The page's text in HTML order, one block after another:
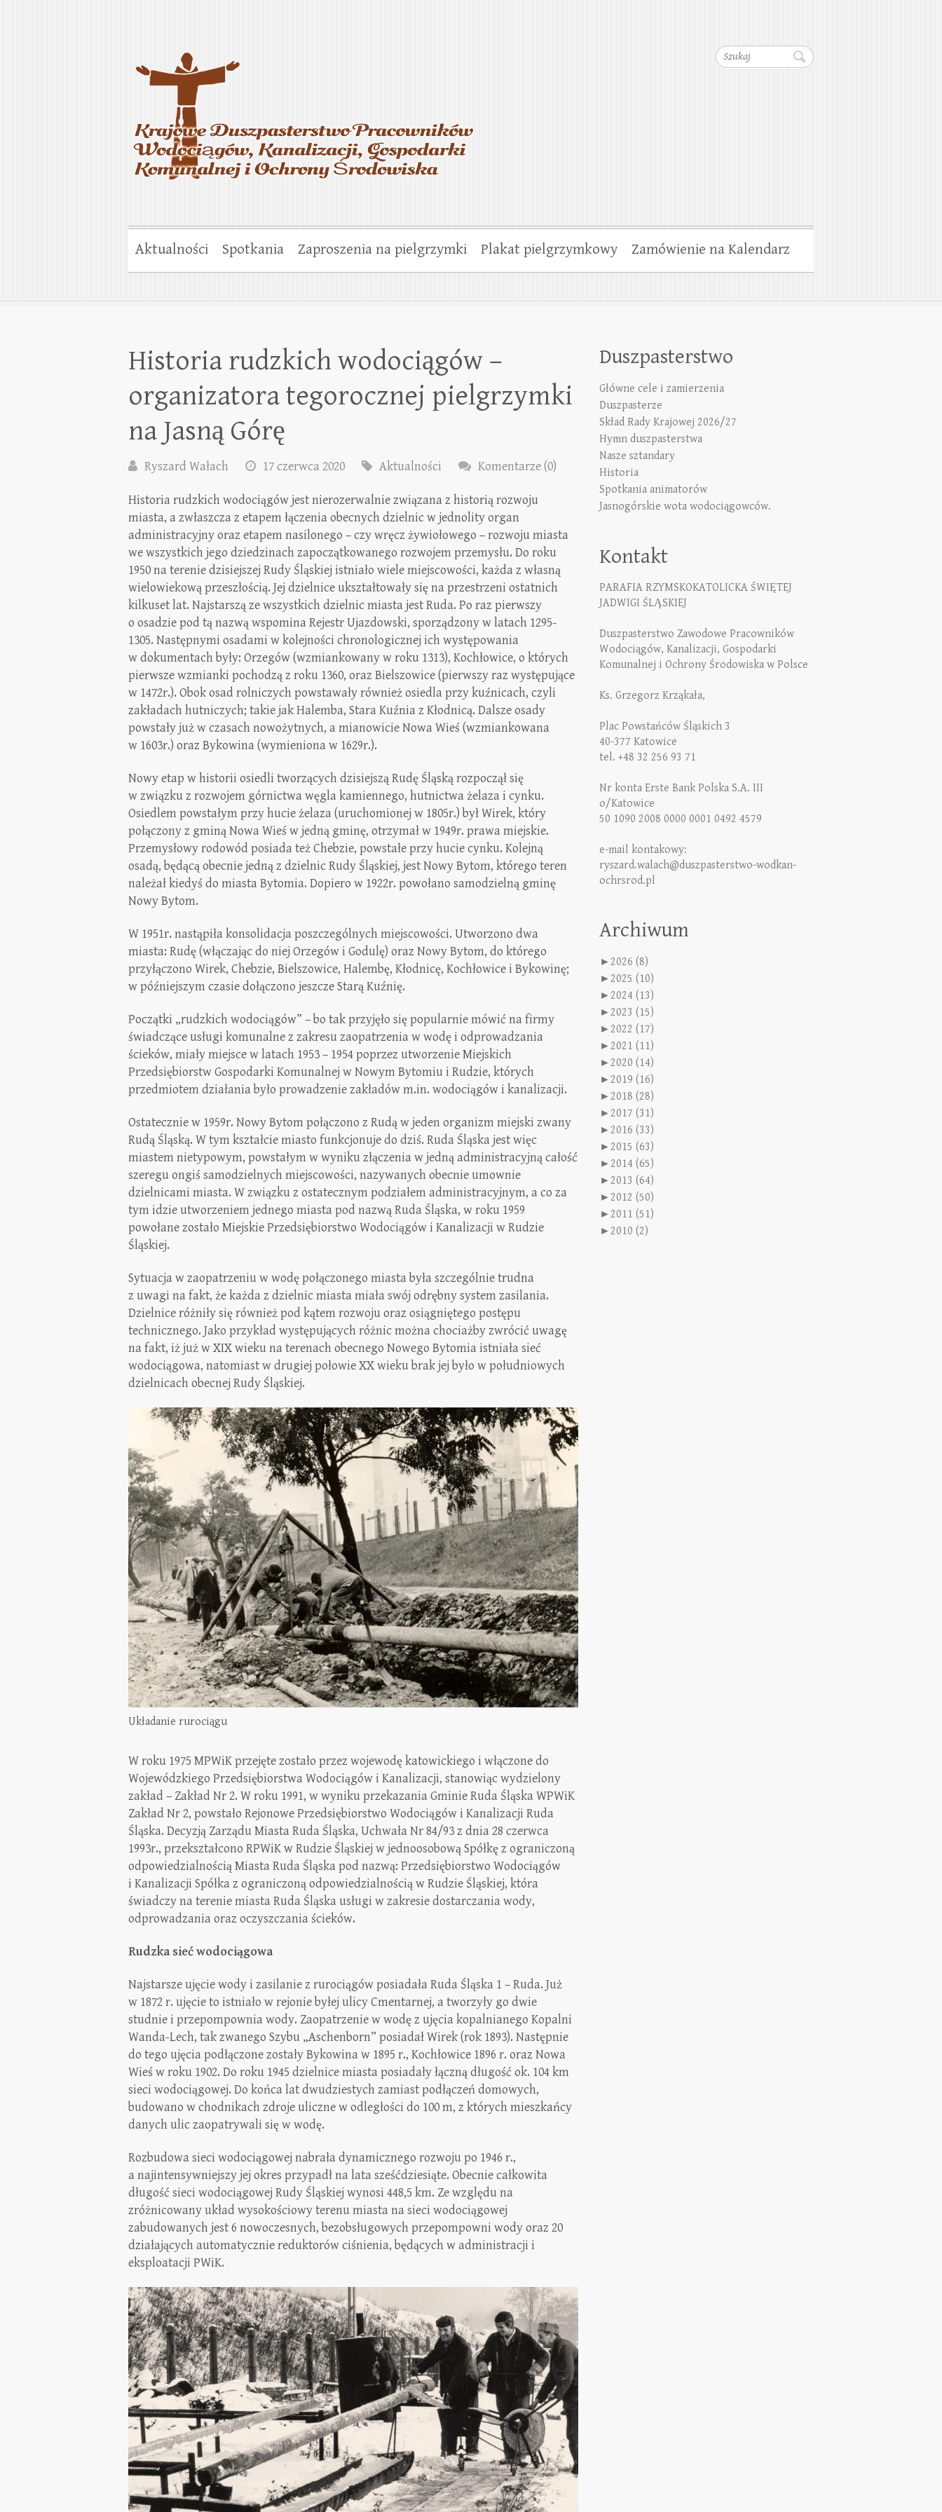
Szukaj
Krajowe Duszpasterstwo Pracowników Wodociągów, Kanalizacji,
Gospodarki Komunalnej i Ochrony Środowiska
Aktualności Spotkania Zaproszenia na pielgrzymki Plakat pielgrzymkowy Zamówienie na Kalendarz
Historia rudzkich wodociągów –
organizatora tegorocznej pielgrzymki
na Jasną Górę
Ryszard Wałach 17 czerwca 2020 Aktualności Komentarze (0)
Historia rudzkich wodociągów jest nierozerwalnie związana z historią rozwoju
miasta, a zwłaszcza z etapem łączenia obecnych dzielnic w jednolity organ
administracyjny oraz etapem nasilonego – czy wręcz żywiołowego – rozwoju miasta
we wszystkich jego dziedzinach zapoczątkowanego rozwojem przemysłu. Do roku
1950 na terenie dzisiejszej Rudy Śląskiej istniało wiele miejscowości, każda z własną
wielowiekową przeszłością. Jej dzielnice ukształtowały się na przestrzeni ostatnich
kilkuset lat. Najstarszą ze wszystkich dzielnic miasta jest Ruda. Po raz pierwszy
o osadzie pod tą nazwą wspomina Rejestr Ujazdowski, sporządzony w latach 1295-
1305. Następnymi osadami w kolejności chronologicznej ich występowania
w dokumentach były: Orzegów (wzmiankowany w roku 1313), Kochłowice, o których
pierwsze wzmianki pochodzą z roku 1360, oraz Bielszowice (pierwszy raz występujące
w 1472r.). Obok osad rolniczych powstawały również osiedla przy kuźnicach, czyli
zakładach hutniczych; takie jak Halemba, Stara Kuźnia z Kłodnicą. Dalsze osady
powstały już w czasach nowożytnych, a mianowicie Nowa Wieś (wzmiankowana
w 1603r.) oraz Bykowina (wymieniona w 1629r.).
Nowy etap w historii osiedli tworzących dzisiejszą Rudę Śląską rozpoczął się
w związku z rozwojem górnictwa węgla kamiennego, hutnictwa żelaza i cynku.
Osiedlem powstałym przy hucie żelaza (uruchomionej w 1805r.) był Wirek, który
połączony z gminą Nowa Wieś w jedną gminę, otrzymał w 1949r. prawa miejskie.
Przemysłowy rodowód posiada też Chebzie, powstałe przy hucie cynku. Kolejną
osadą, będącą obecnie jedną z dzielnic Rudy Śląskiej, jest Nowy Bytom, którego teren
należał kiedyś do miasta Bytomia. Dopiero w 1922r. powołano samodzielną gminę
Nowy Bytom.
W 1951r. nastąpiła konsolidacja poszczególnych miejscowości. Utworzono dwa
miasta: Rudę (włączając do niej Orzegów i Godulę) oraz Nowy Bytom, do którego
przyłączono Wirek, Chebzie, Bielszowice, Halembę, Kłodnicę, Kochłowice i Bykowinę;
w późniejszym czasie dołączono jeszcze Starą Kuźnię.
Początki „rudzkich wodociągów” – bo tak przyjęło się popularnie mówić na firmy
świadczące usługi komunalne z zakresu zaopatrzenia w wodę i odprowadzania
ścieków, miały miejsce w latach 1953 – 1954 poprzez utworzenie Miejskich
Przedsiębiorstw Gospodarki Komunalnej w Nowym Bytomiu i Rudzie, których
przedmiotem działania było prowadzenie zakładów m.in. wodociągów i kanalizacji.
Ostatecznie w 1959r. Nowy Bytom połączono z Rudą w jeden organizm miejski zwany
Rudą Śląską. W tym kształcie miasto funkcjonuje do dziś. Ruda Śląska jest więc
miastem nietypowym, powstałym w wyniku złączenia w jedną administracyjną całość
szeregu ongiś samodzielnych miejscowości, nazywanych obecnie umownie
dzielnicami miasta. W związku z ostatecznym podziałem administracyjnym, a co za
tym idzie utworzeniem jednego miasta pod nazwą Ruda Śląska, w roku 1959
powołane zostało Miejskie Przedsiębiorstwo Wodociągów i Kanalizacji w Rudzie
Śląskiej.
Sytuacja w zaopatrzeniu w wodę połączonego miasta była szczególnie trudna
z uwagi na fakt, że każda z dzielnic miasta miała swój odrębny system zasilania.
Dzielnice różniły się również pod kątem rozwoju oraz osiągniętego postępu
technicznego. Jako przykład występujących różnic można chociażby zwrócić uwagę
na fakt, iż już w XIX wieku na terenach obecnego Nowego Bytomia istniała sieć
wodociągowa, natomiast w drugiej połowie XX wieku brak jej było w południowych
dzielnicach obecnej Rudy Śląskiej.
Układanie rurociągu
W roku 1975 MPWiK przejęte zostało przez wojewodę katowickiego i włączone do
Wojewódzkiego Przedsiębiorstwa Wodociągów i Kanalizacji, stanowiąc wydzielony
zakład – Zakład Nr 2. W roku 1991, w wyniku przekazania Gminie Ruda Śląska WPWiK
Zakład Nr 2, powstało Rejonowe Przedsiębiorstwo Wodociągów i Kanalizacji Ruda
Śląska. Decyzją Zarządu Miasta Ruda Śląska, Uchwała Nr 84/93 z dnia 28 czerwca
1993r., przekształcono RPWiK w Rudzie Śląskiej w jednoosobową Spółkę z ograniczoną
odpowiedzialnością Miasta Ruda Śląska pod nazwą: Przedsiębiorstwo Wodociągów
i Kanalizacji Spółka z ograniczoną odpowiedzialnością w Rudzie Śląskiej, która
świadczy na terenie miasta Ruda Śląska usługi w zakresie dostarczania wody,
odprowadzania oraz oczyszczania ścieków.
Rudzka sieć wodociągowa
Najstarsze ujęcie wody i zasilanie z rurociągów posiadała Ruda Śląska 1 – Ruda. Już
w 1872 r. ujęcie to istniało w rejonie byłej ulicy Cmentarnej, a tworzyły go dwie
studnie i przepompownia wody. Zaopatrzenie w wodę z ujęcia kopalnianego Kopalni
Wanda-Lech, tak zwanego Szybu „Aschenborn” posiadał Wirek (rok 1893). Następnie
do tego ujęcia podłączone zostały Bykowina w 1895 r., Kochłowice 1896 r. oraz Nowa
Wieś w roku 1902. Do roku 1945 dzielnice miasta posiadały łączną długość ok. 104 km
sieci wodociągowej. Do końca lat dwudziestych zamiast podłączeń domowych,
budowano w chodnikach zdroje uliczne w odległości do 100 m, z których mieszkańcy
danych ulic zaopatrywali się w wodę.
Rozbudowa sieci wodociągowej nabrała dynamicznego rozwoju po 1946 r.,
a najintensywniejszy jej okres przypadł na lata sześćdziesiąte. Obecnie całkowita
długość sieci wodociągowej Rudy Śląskiej wynosi 448,5 km. Ze względu na
zróżnicowany układ wysokościowy terenu miasta na sieci wodociągowej
zabudowanych jest 6 nowoczesnych, bezobsługowych przepompowni wody oraz 20
działających automatycznie reduktorów ciśnienia, będących w administracji i
eksploatacji PWiK.
Duszpasterstwo
Główne cele i zamierzenia
Duszpasterze
Skład Rady Krajowej 2026/27
Hymn duszpasterstwa
Nasze sztandary
Historia
Spotkania animatorów
Jasnogórskie wota wodociągowców.
Kontakt
PARAFIA RZYMSKOKATOLICKA ŚWIĘTEJ
JADWIGI ŚLĄSKIEJ
Duszpasterstwo Zawodowe Pracowników
Wodociągów, Kanalizacji, Gospodarki
Komunalnej i Ochrony Środowiska w Polsce
Ks. Grzegorz Krząkała,
Plac Powstańców Śląskich 3
40-377 Katowice
tel. +48 32 256 93 71
Nr konta Erste Bank Polska S.A. III
o/Katowice
50 1090 2008 0000 0001 0492 4579
e-mail kontakowy:
ryszard.walach@duszpasterstwo-wodkan-
ochrsrod.pl
Archiwum
►2026 (8)
►2025 (10)
►2024 (13)
►2023 (15)
►2022 (17)
►2021 (11)
►2020 (14)
►2019 (16)
►2018 (28)
►2017 (31)
►2016 (33)
►2015 (63)
►2014 (65)
►2013 (64)
►2012 (50)
►2011 (51)
►2010 (2)